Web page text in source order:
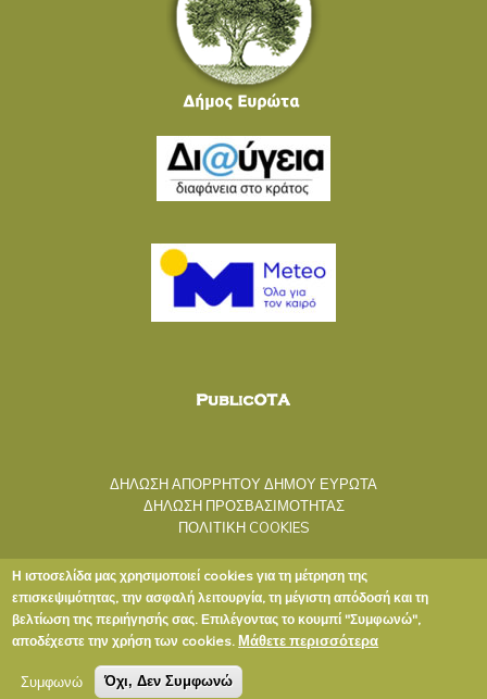
ΔΗΛΩΣΗ ΑΠΟΡΡΗΤΟΥ ΔΗΜΟΥ ΕΥΡΩΤΑ
ΔΗΛΩΣΗ ΠΡΟΣΒΑΣΙΜΟΤΗΤΑΣ
ΠΟΛΙΤΙΚΗ COOKIES
Copyright © 2020 ΔΗΜΟΣ ΕΥΡΩΤΑ
Η ιστοσελίδα μας χρησιμοποιεί cookies για τη μέτρηση της
επισκεψιμότητας, την ασφαλή λειτουργία, τη μέγιστη απόδοσή και τη
βελτίωση της περιήγησής σας. Επιλέγοντας το κουμπί "Συμφωνώ",
αποδέχεστε την χρήση των cookies. Μάθετε περισσότερα
Συμφωνώ Όχι, Δεν Συμφωνώ